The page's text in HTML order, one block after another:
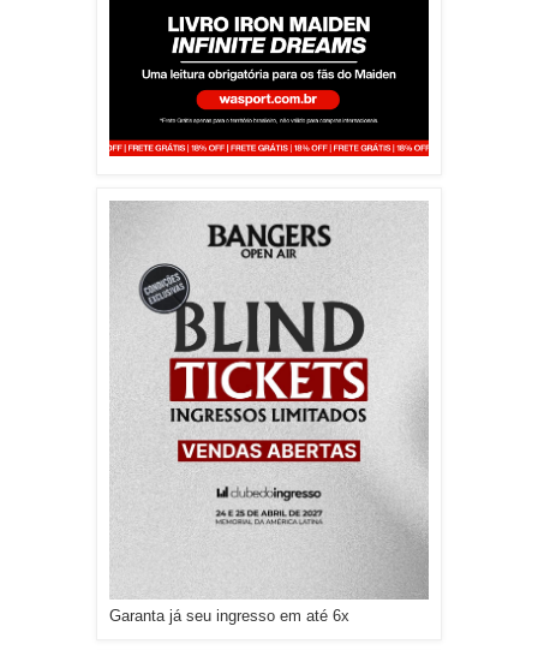
Garanta já seu ingresso em até 6x